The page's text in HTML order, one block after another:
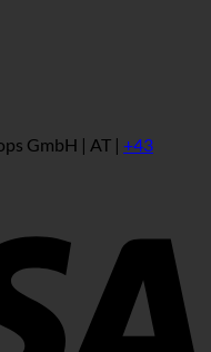
GmbH | AT | +43